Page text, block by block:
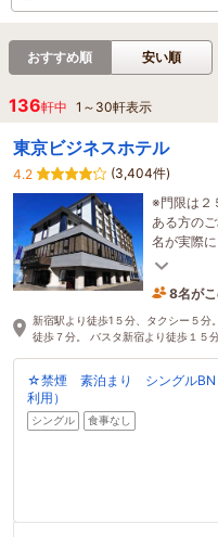
おすすめ順 安い順
136軒中 1 ～ 30軒表示
東京ビジネスホテル
4.2
(3,404件)
※門限は２
ある方の
名が実際
名前のご
8名が
23分
新宿駅より徒歩1５分、タクシー５分
徒歩７分。 バスタ新宿より徒歩１５
☆禁煙 素泊まり シングルBN
利用）
シングル 食事なし